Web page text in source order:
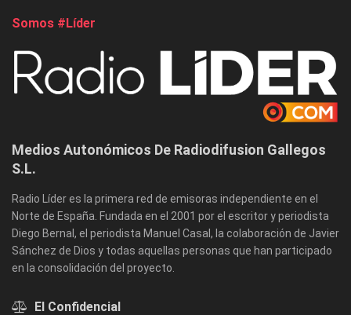
Somos #Líder
Medios Autonómicos De Radiodifusion Gallegos
S.L.
Radio Líder es la primera red de emisoras independiente en el
Norte de España. Fundada en el 2001 por el escritor y periodista
Diego Bernal, el periodista Manuel Casal, la colaboración de Javier
Sánchez de Dios y todas aquellas personas que han participado
en la consolidación del proyecto.
El Confidencial